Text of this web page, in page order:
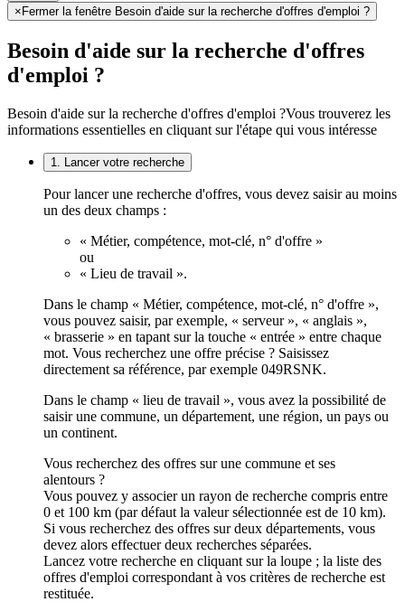
× Fermer la fenêtre Besoin d'aide sur la recherche d'offres d'emploi ?
Besoin d'aide sur la recherche d'offres
d'emploi ?
Besoin d'aide sur la recherche d'offres d'emploi ?Vous trouverez les
informations essentielles en cliquant sur l'étape qui vous intéresse
1. Lancer votre recherche
Pour lancer une recherche d'offres, vous devez saisir au moins
un des deux champs :
« Métier, compétence, mot-clé, n° d'offre »
ou
« Lieu de travail ».
Dans le champ « Métier, compétence, mot-clé, n° d'offre »,
vous pouvez saisir, par exemple, « serveur », « anglais »,
« brasserie » en tapant sur la touche « entrée » entre chaque
mot. Vous recherchez une offre précise ? Saisissez
directement sa référence, par exemple 049RSNK.
Dans le champ « lieu de travail », vous avez la possibilité de
saisir une commune, un département, une région, un pays ou
un continent.
Vous recherchez des offres sur une commune et ses
alentours ?
Vous pouvez y associer un rayon de recherche compris entre
0 et 100 km (par défaut la valeur sélectionnée est de 10 km).
Si vous recherchez des offres sur deux départements, vous
devez alors effectuer deux recherches séparées.
Lancez votre recherche en cliquant sur la loupe ; la liste des
offres d'emploi correspondant à vos critères de recherche est
restituée.